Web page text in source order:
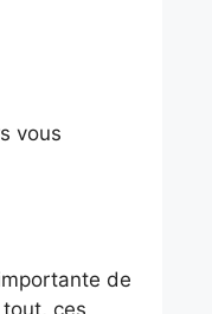
vous
de
ces